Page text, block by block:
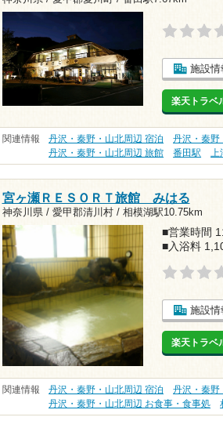
施設情
楽天トラベ
関連情報 丹沢・秦野・山北周辺 宿泊 丹沢・秦野
丹沢・秦野・山北周辺 旅館
番田駅 上
宮ヶ瀬ＲＥＳＯＲＴ旅館 みはる
神奈川県 / 愛甲郡清川村 / 相模湖駅10.75km
■営業時間
■入浴料
施設情
楽天トラベ
関連情報 丹沢・秦野・山北周辺 宿泊 丹沢・秦野
丹沢・秦野・山北周辺 お食事・食事処